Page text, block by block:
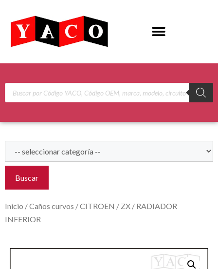
Buscar
Inicio /Caños curvos /CITROEN / ZX / RADIADOR
INFERIOR